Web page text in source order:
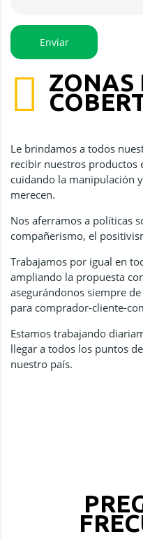
ZONAS
Le brindamos a todos
recibir nuestros productos
cuidando la manipulación
merecen.
Nos aferramos a políticas
compañerismo, el
Trabajamos por igual en
ampliando la propuesta
asegurándonos siempre
para comprador-cliente-
Estamos trabajando
llegar a todos los puntos
nuestro país.